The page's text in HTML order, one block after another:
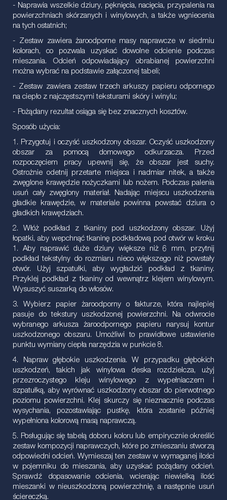
- Naprawia wszelkie dziury, pęknięcia, nacięcia, przypalenia na
powierzchniach skórzanych i winylowych, a także wgniecenia
na tych ostatnich;
- Zestaw zawiera żaroodporne masy naprawcze w siedmiu
kolorach, co pozwala uzyskać dowolne odcienie podczas
mieszania. Odcień odpowiadający obrabianej powierzchni
można wybrać na podstawie załączonej tabeli;
- Zestaw zawiera zestaw trzech arkuszy papieru odpornego
na ciepło z najczęstszymi teksturami skóry i winylu;
- Pożądany rezultat osiąga się bez znacznych kosztów.
Sposób użycia:
1. Przygotuj i oczyść uszkodzony obszar. Oczyść uszkodzony
obszar za pomocą domowego odkurzacza. Przed
rozpoczęciem pracy upewnij się, że obszar jest suchy.
Ostrożnie odetnij przetarte miejsca i nadmiar nitek, a także
zwęglone krawędzie nożyczkami lub nożem. Podczas palenia
usuń cały zwęglony materiał. Nadając miejscu uszkodzenia
gładkie krawędzie, w materiale powinna powstać dziura o
gładkich krawędziach.
2. Włóż podkład z tkaniny pod uszkodzony obszar. Użyj
łopatki, aby wepchnąć tkaninę podkładową pod otwór w kroku
1. Aby naprawić duże dziury większe niż 6 mm, przytnij
podkład tekstylny do rozmiaru nieco większego niż powstały
otwór. Użyj szpatułki, aby wygładzić podkład z tkaniny.
Przyklej podkład z tkaniny od wewnątrz klejem winylowym.
Wysuszyć suszarką do włosów.
3. Wybierz papier żaroodporny o fakturze, która najlepiej
pasuje do tekstury uszkodzonej powierzchni. Na odwrocie
wybranego arkusza żaroodpornego papieru narysuj kontur
uszkodzonego obszaru. Umożliwi to prawidłowe ustawienie
punktu wymiany ciepła narzędzia w punkcie 8.
4. Napraw głębokie uszkodzenia. W przypadku głębokich
uszkodzeń, takich jak winylowa deska rozdzielcza, użyj
przezroczystego kleju winylowego z wypełniaczem i
szpatułką, aby wyrównać uszkodzony obszar do pierwotnego
poziomu powierzchni. Klej skurczy się nieznacznie podczas
wysychania, pozostawiając pustkę, która zostanie później
wypełniona kolorową masą naprawczą.
5. Posługując się tabelą doboru koloru lub empirycznie określić
zestaw kompozycji naprawczych, które po zmieszaniu stworzą
odpowiedni odcień. Wymieszaj ten zestaw w wymaganej ilości
w pojemniku do mieszania, aby uzyskać pożądany odcień.
Sprawdź dopasowanie odcienia, wcierając niewielką ilość
mieszanki w nieuszkodzoną powierzchnię, a następnie usuń
ściereczką.